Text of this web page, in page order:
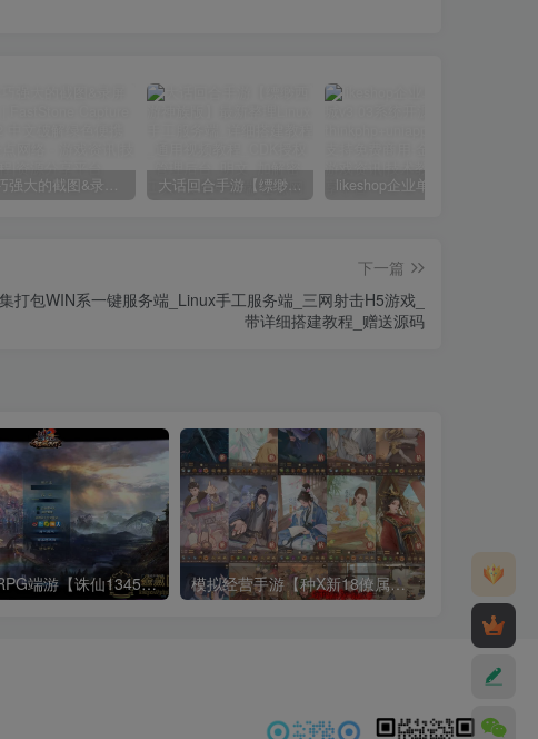
小巧强大的截图&录屏软件 | FastStone Capture v11.2 中文破解绿色便携版 大话回合手游【缥缈西游神族版】最新整理Linux手工服务端_详细搭建教程_通用视频教程_CDK授权_管理后台_明文_加解密工具_安卓苹果端
下一篇
打包WIN系一键服务端_Linux手工服务端_三网射击H5游戏_
带详细搭建教程_赠送源码
3DMMORPG端游【诛仙1345征战天下地宫12职业】最新整理Linux手工服务端_详细搭建教程_通用视频教程_GM工具_网页注册_PC客户端 模拟经营手游【种X新18僚属版】10月最新打包VM单机一键端_Linux手工服务端_详细搭建教程_视频教程_赛季修改教程_多功能管理后台_GM授权后台_安卓苹果双端